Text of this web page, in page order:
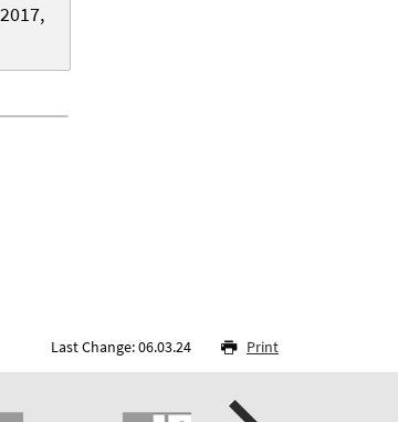
Last Change: 06.03.24 Print